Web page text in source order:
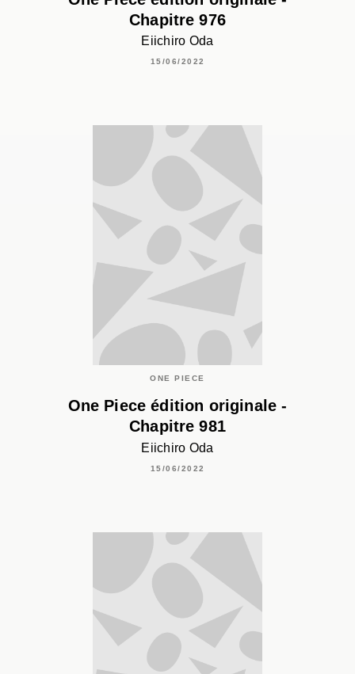
Chapitre 976
Eiichiro Oda
15/06/2022
ONE PIECE
One Piece édition originale -
Chapitre 981
Eiichiro Oda
15/06/2022